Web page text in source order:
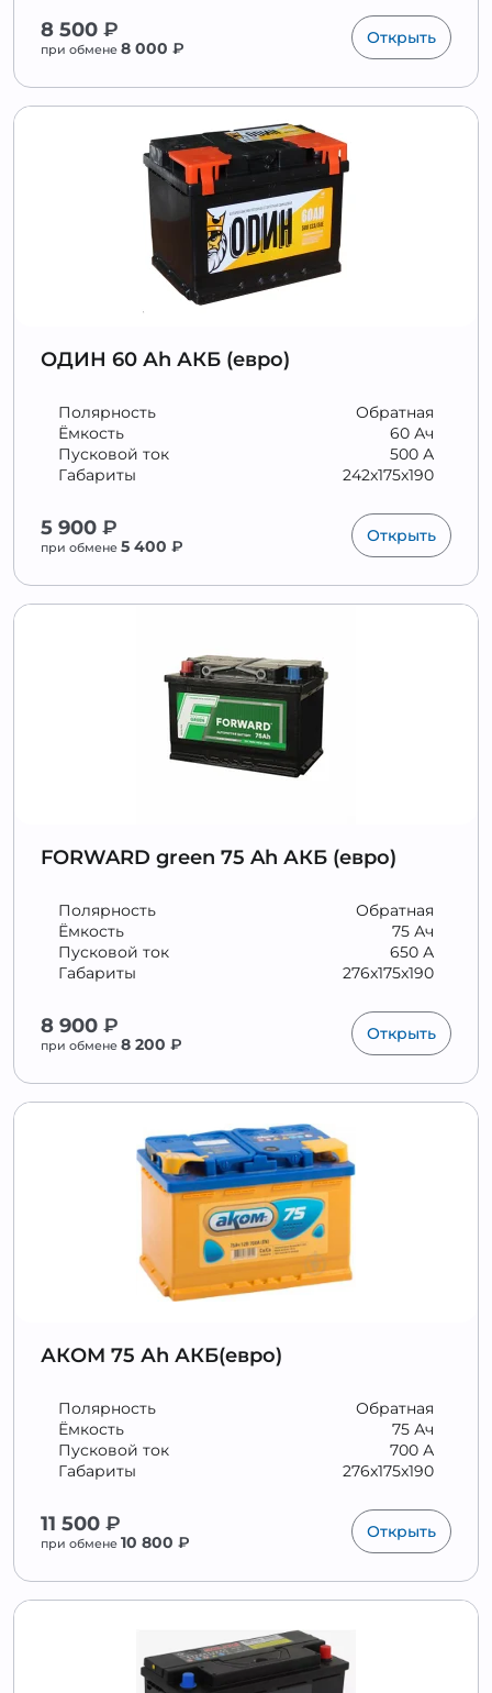
8 500 ₽
при обмене 8 000 ₽
Открыть
ОДИН 60 Аh АКБ (евро)
Обратная
Полярность
60 Ач
Ёмкость
500 А
Пусковой ток
242x175x190
Габариты
5 900 ₽
при обмене 5 400 ₽
Открыть
FORWARD green 75 Ah АКБ (евро)
Обратная
Полярность
75 Ач
Ёмкость
650 А
Пусковой ток
276x175x190
Габариты
8 900 ₽
при обмене 8 200 ₽
Открыть
АКОМ 75 Аh АКБ(евро)
Обратная
Полярность
75 Ач
Ёмкость
700 А
Пусковой ток
276x175x190
Габариты
11 500 ₽
при обмене 10 800 ₽
Открыть